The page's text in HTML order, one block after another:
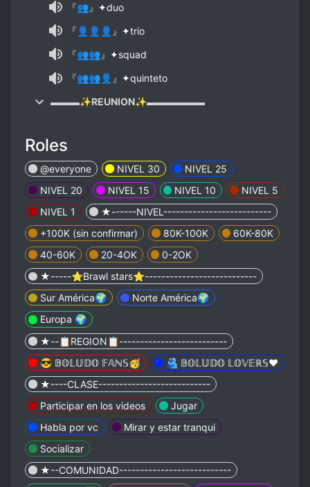
『👥』✦duo
『👤👤👤』✦trio
『👥👥』✦squad
『👥👥👤』✦quinteto
▬▬▬✨REUNION✨▬▬▬▬▬▬
Roles
@everyone NIVEL 30
NIVEL 25
NIVEL 20
NIVEL 15 NIVEL 10
NIVEL 5
NIVEL 1
★------NIVEL--------------------------
+100K (sin confirmar)
80K-100K
60K-80K
40-60K
20-4OK
0-2OK
★-----⭐️Brawl stars⭐️---------------------------
Sur América🌍
Norte América🌍
Europa 🌍
★--📋REGION📋--------------------------
😎 𝔹𝕆𝕃𝕌𝔻𝕆 𝔽𝔸ℕ𝕊🥳
🫂 𝔹𝕆𝕃𝕌𝔻𝕆 𝕃𝕆𝕍𝔼ℝ𝕊❤️
★----CLASE---------------------------
Participar en los videos
Jugar
Habla por vc
Mirar y estar tranqui
Socializar
★--COMUNIDAD---------------------------